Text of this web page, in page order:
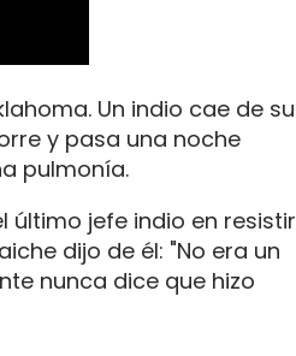
Un indio cae de su
y pasa una noche
pulmonía.
último jefe indio en resistir
dijo de él: "No era un
nunca dice que hizo